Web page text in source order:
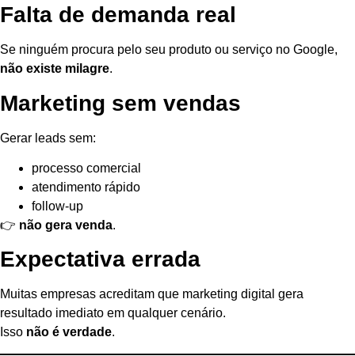
Falta de demanda real
Se ninguém procura pelo seu produto ou serviço no Google,
não existe milagre.
Marketing sem vendas
Gerar leads sem:
processo comercial
atendimento rápido
follow-up
👉 não gera venda.
Expectativa errada
Muitas empresas acreditam que marketing digital gera
resultado imediato em qualquer cenário.
Isso não é verdade.